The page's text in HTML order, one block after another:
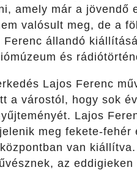
amely már a jövendő
valósult meg, de a
állandó
és
Lajos Ferenc
a várostól, hogy sok
Lajos
meg fekete-fehér
van
az